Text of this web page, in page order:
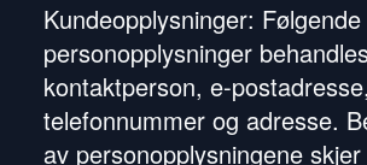
Kundeopplysninger: Følgende
personopplysninger
kontaktperson, e-postadresse,
telefonnummer og adresse.
av personopplysningene